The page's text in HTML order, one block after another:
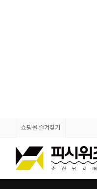
쇼핑몰 즐겨찾기